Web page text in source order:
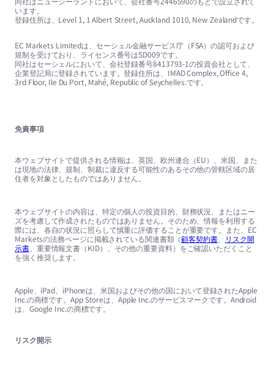
います。
登録住所は、Level 1, 1 Albert Street, Auckland 1010, New Zealandです。
EC Markets Limitedは、セーシェル金融サービス庁（FSA）の認可および
規制を受けており、ライセンス番号はSD009です。
同社はセーシェルにおいて、会社登録番号8413793-1の投資会社として、
企業登記局に登録されています。登録住所は、IMAD Complex, Office 4,
3rd Floor, Ile Du Port, Mahé, Republic of Seychelles.です。
免責事項
本ウェブサイトで提供される情報は、英国、欧州連合（EU）、米国、また
は現地の法律、規制、制裁に違反する可能性のあるその他の管轄区域の居
住者を対象としたものではありません。
本ウェブサイトの内容は、特定の個人の投資目的、財務状況、またはニー
ズを考慮して作成されたものではありません。そのため、情報を利用する
際には、各自の状況に照らして慎重に評価することが重要です。また、EC
Marketsの法務ページに掲載されている関連書類（顧客契約書、
リスク開
示書、重要情報文書（KID）、その他の重要資料）をご確認いただくこと
を強く推奨します。
Apple、iPad、iPhoneは、米国およびその他の国において登録されたApple
Inc.の商標です。App Storeは、Apple Inc.のサービスマークです。Android
は、Google Inc.の商標です。
リスク開示